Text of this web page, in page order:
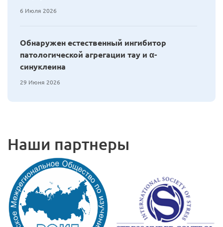
6 Июля 2026
Обнаружен естественный ингибитор
патологической агрегации тау и α-
синуклеина
29 Июня 2026
Наши партнеры